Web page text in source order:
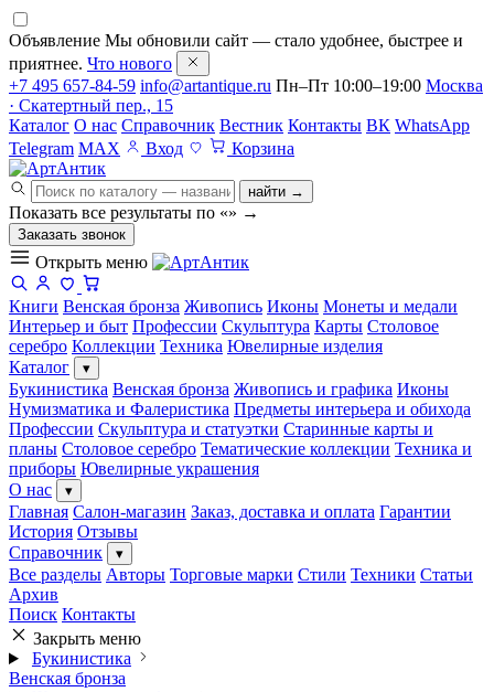
Объявление Мы обновили сайт — стало удобнее, быстрее и
приятнее. Что нового
+7 495 657-84-59 info@artantique.ru Пн–Пт 10:00–19:00 Москва
· Скатертный пер., 15
Каталог О нас Справочник Вестник Контакты ВК WhatsApp
Telegram MAX Вход Корзина
найти →
Показать все результаты по «» →
Заказать звонок
Открыть меню
Книги Венская бронза Живопись Иконы Монеты и медали
Интерьер и быт Профессии Скульптура Карты Столовое
серебро Коллекции Техника Ювелирные изделия
Каталог
▾
Букинистика Венская бронза Живопись и графика Иконы
Нумизматика и Фалеристика Предметы интерьера и обихода
Профессии Скульптура и статуэтки Старинные карты и
планы Столовое серебро Тематические коллекции Техника и
приборы Ювелирные украшения
О нас
▾
Главная Салон-магазин Заказ, доставка и оплата Гарантии
История Отзывы
Справочник
▾
Все разделы Авторы Торговые марки Стили Техники Статьи
Архив
Поиск Контакты
Закрыть меню
Букинистика
Венская бронза